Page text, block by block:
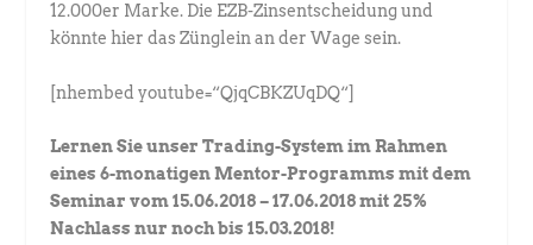
12.000er Marke. Die EZB-Zinsentscheidung und
könnte hier das Zünglein an der Wage sein.
[nhembed youtube=“QjqCBKZUqDQ“]
Lernen Sie unser Trading-System im Rahmen
eines 6-monatigen Mentor-Programms mit dem
Seminar vom 15.06.2018 – 17.06.2018 mit 25%
Nachlass nur noch bis 15.03.2018!